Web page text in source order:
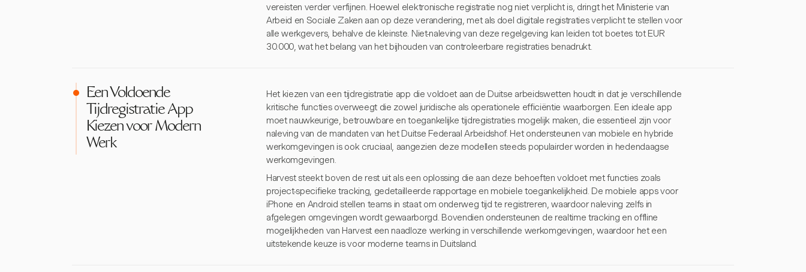
vereisten verder verfijnen. Hoewel elektronische registratie nog niet verplicht is, dringt het Ministerie van
Arbeid en Sociale Zaken aan op deze verandering, met als doel digitale registraties verplicht te stellen voor
alle werkgevers, behalve de kleinste. Niet-naleving van deze regelgeving kan leiden tot boetes tot EUR
30.000, wat het belang van het bijhouden van controleerbare registraties benadrukt.
Een Voldoende
Tijdregistratie App
Kiezen voor Modern
Werk
Het kiezen van een tijdregistratie app die voldoet aan de Duitse arbeidswetten houdt in dat je verschillende
kritische functies overweegt die zowel juridische als operationele efficiëntie waarborgen. Een ideale app
moet nauwkeurige, betrouwbare en toegankelijke tijdregistraties mogelijk maken, die essentieel zijn voor
naleving van de mandaten van het Duitse Federaal Arbeidshof. Het ondersteunen van mobiele en hybride
werkomgevingen is ook cruciaal, aangezien deze modellen steeds populairder worden in hedendaagse
werkomgevingen.
Harvest steekt boven de rest uit als een oplossing die aan deze behoeften voldoet met functies zoals
project-specifieke tracking, gedetailleerde rapportage en mobiele toegankelijkheid. De mobiele apps voor
iPhone en Android stellen teams in staat om onderweg tijd te registreren, waardoor naleving zelfs in
afgelegen omgevingen wordt gewaarborgd. Bovendien ondersteunen de realtime tracking en offline
mogelijkheden van Harvest een naadloze werking in verschillende werkomgevingen, waardoor het een
uitstekende keuze is voor moderne teams in Duitsland.